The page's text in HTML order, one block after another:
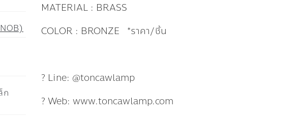
MATERIAL : BRASS
COLOR : BRONZE *ราคา/ชิ้น
? Line: @toncawlamp
? Web: www.toncawlamp.com
ก